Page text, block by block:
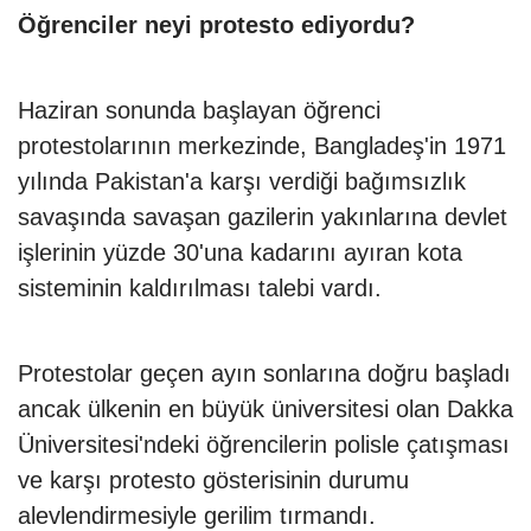
Öğrenciler neyi protesto ediyordu?
Haziran sonunda başlayan öğrenci
protestolarının merkezinde, Bangladeş'in 1971
yılında Pakistan'a karşı verdiği bağımsızlık
savaşında savaşan gazilerin yakınlarına devlet
işlerinin yüzde 30'una kadarını ayıran kota
sisteminin kaldırılması talebi vardı.
Protestolar geçen ayın sonlarına doğru başladı
ancak ülkenin en büyük üniversitesi olan Dakka
Üniversitesi'ndeki öğrencilerin polisle çatışması
ve karşı protesto gösterisinin durumu
alevlendirmesiyle gerilim tırmandı.